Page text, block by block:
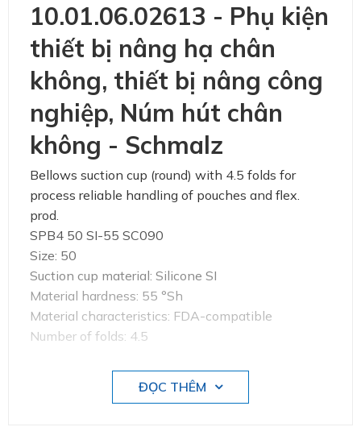
10.01.06.02613 - Phụ kiện
thiết bị nâng hạ chân
không, thiết bị nâng công
nghiệp, Núm hút chân
không - Schmalz
Bellows suction cup (round) with 4.5 folds for
process reliable handling of pouches and flex.
prod.
SPB4 50 SI-55 SC090
Size: 50
Suction cup material: Silicone SI
Material hardness: 55 °Sh
Material characteristics: FDA-compatible
Number of folds: 4.5
ĐỌC THÊM